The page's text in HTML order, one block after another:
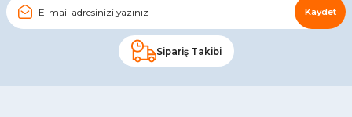
Kaydet
Sipariş Takibi